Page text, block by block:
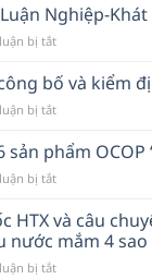
Nghiệp-
bị tắtở
mắm
Luận
Nghiệp-
vọng
xa
bố và kiểm
bị tắtở
bản
tự
công
và
kiểm
sản phẩm OCOP
bị tắtở
Tĩnh
có
6
sản
HTX và câu
nước mắm 4 sao
bị tắtở